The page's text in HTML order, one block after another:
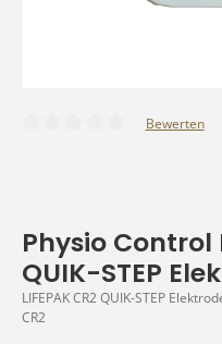
Bewerten
Physio Control
QUIK-STEP
LIFEPAK CR2 QUIK-STEP
CR2